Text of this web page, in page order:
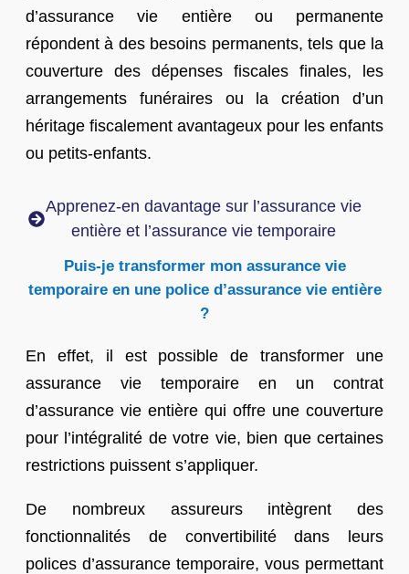
d’assurance vie entière ou permanente
répondent à des besoins permanents, tels que la
couverture des dépenses fiscales finales, les
arrangements funéraires ou la création d’un
héritage fiscalement avantageux pour les enfants
ou petits-enfants.
Apprenez-en davantage sur l’assurance vie
entière et l’assurance vie temporaire
Puis-je transformer mon assurance vie
temporaire en une police d’assurance vie entière
?
En effet, il est possible de transformer une
assurance vie temporaire en un contrat
d’assurance vie entière qui offre une couverture
pour l’intégralité de votre vie, bien que certaines
restrictions puissent s’appliquer.
De nombreux assureurs intègrent des
fonctionnalités de convertibilité dans leurs
polices d’assurance temporaire, vous permettant